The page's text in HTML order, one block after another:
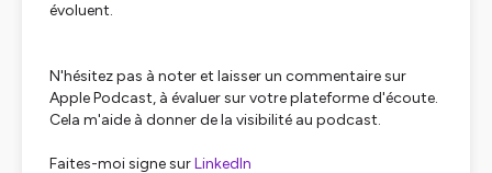
évoluent.
N'hésitez pas à noter et laisser un commentaire sur
Apple Podcast, à évaluer sur votre plateforme d'écoute.
Cela m'aide à donner de la visibilité au podcast.
Faites-moi signe surLinkedIn